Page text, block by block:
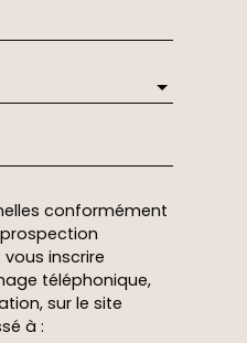
conformément
prospection
inscrire
téléphonique,
sur le site
à :